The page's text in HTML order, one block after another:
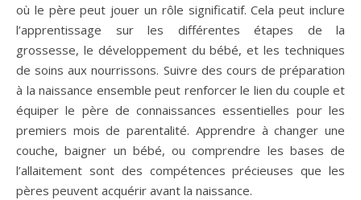
où le père peut jouer un rôle significatif. Cela peut inclure
l’apprentissage sur les différentes étapes de la
grossesse, le développement du bébé, et les techniques
de soins aux nourrissons. Suivre des cours de préparation
à la naissance ensemble peut renforcer le lien du couple et
équiper le père de connaissances essentielles pour les
premiers mois de parentalité. Apprendre à changer une
couche, baigner un bébé, ou comprendre les bases de
l’allaitement sont des compétences précieuses que les
pères peuvent acquérir avant la naissance.